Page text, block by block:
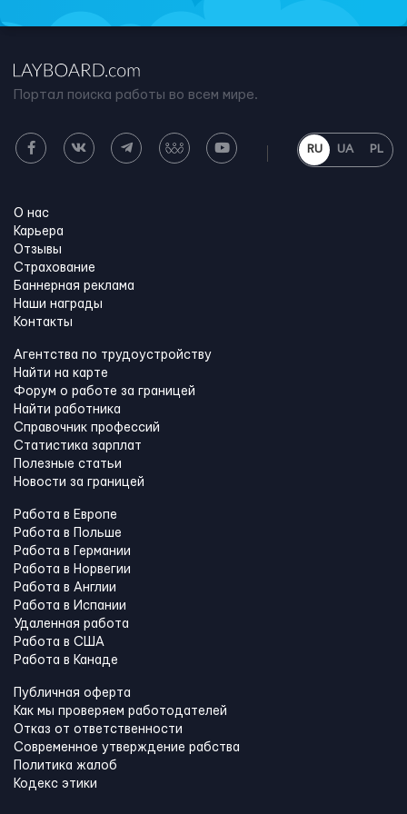
Портал поиска работы во всем мире.
RU UA PL
О нас
Карьера
Отзывы
Страхование
Баннерная реклама
Наши награды
Контакты
Агентства по трудоустройству
Найти на карте
Форум о работе за границей
Найти работника
Справочник профессий
Статистика зарплат
Полезные статьи
Новости за границей
Работа в Европе
Работа в Польше
Работа в Германии
Работа в Норвегии
Работа в Англии
Работа в Испании
Удаленная работа
Работа в США
Работа в Канадe
Публичная оферта
Как мы проверяем работодателей
Отказ от ответственности
Современное утверждение рабства
Политика жалоб
Кодекс этики